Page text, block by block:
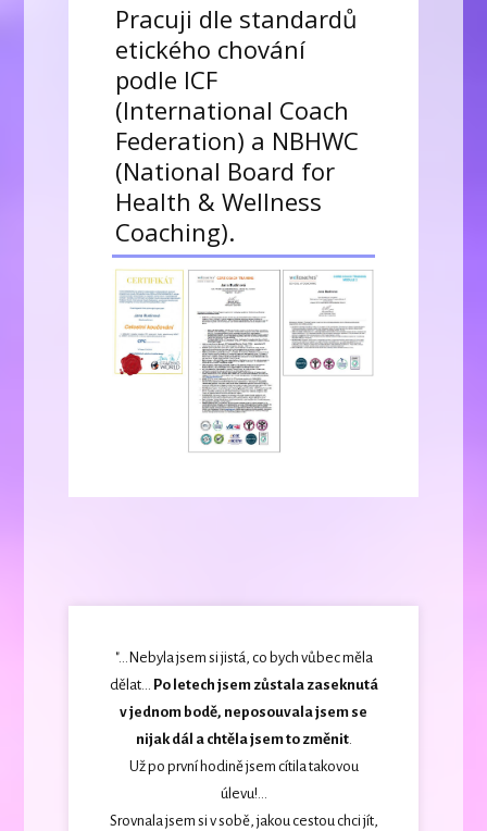
Pracuji dle standardů
etického chování
podle ICF
(International Coach
Federation) a NBHWC
(National Board for
Health & Wellness
Coaching).
"...Nebyla jsem si jistá, co bych vůbec měla
dělat... Po letech jsem zůstala zaseknutá
v jednom bodě, neposouvala jsem se
nijak dál a chtěla jsem to změnit.
Už po první hodině jsem cítila takovou
úlevu!...
Srovnala jsem si v sobě, jakou cestou chci jít,